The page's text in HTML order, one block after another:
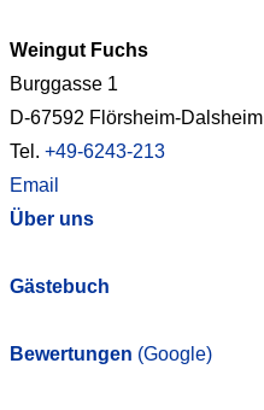
Weingut Fuchs
Burggasse 1
D-67592 Flörsheim-Dalsheim
Tel. +49-6243-213
Email
Über uns
Gästebuch
Bewertungen (Google)